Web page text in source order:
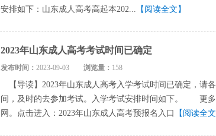
安排如下：山东成人高考高起本202... 【阅读全文】
2023年山东成人高考考试时间已确定
发布时间： 2023-09-03 浏览量： 158
【导读】2023年山东成人高考入学考试时间已确定，请
间，及时的去参加考试。入学考试安排时间如下。 更多
网。点击进入：2023年山东成人高考预报名入口
【阅读全文